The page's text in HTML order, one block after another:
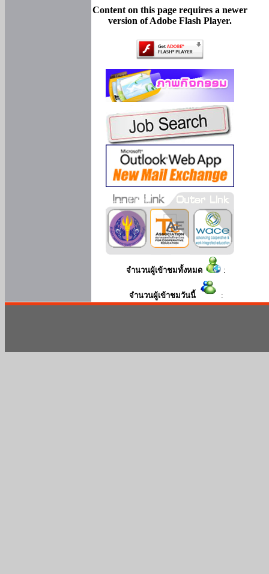
Content on this page requires a newer
version of Adobe Flash Player.
จำนวนผู้เข้าชมทั้งหมด :
จำนวนผู้เข้าชมวันนี้ :